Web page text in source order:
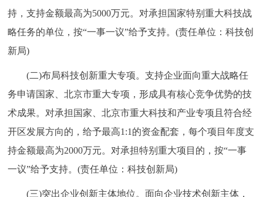
持，支持金额最高为5000万元。对承担国家特别重大科技战
略任务的单位，按“一事一议”给予支持。(责任单位：科技创
新局)
(二)布局科技创新重大专项。支持企业面向重大战略任
务申请国家、北京市重大专项，形成具有核心竞争优势的技
术成果。对承担国家、北京市重大科技和产业专项且符合经
开区发展方向的，给予最高1:1的资金配套，每个项目年度支
持金额最高为2000万元。对承担特别重大项目的，按“一事
一议”给予支持。(责任单位：科技创新局)
(三)突出企业创新主体地位。面向企业技术创新主体，